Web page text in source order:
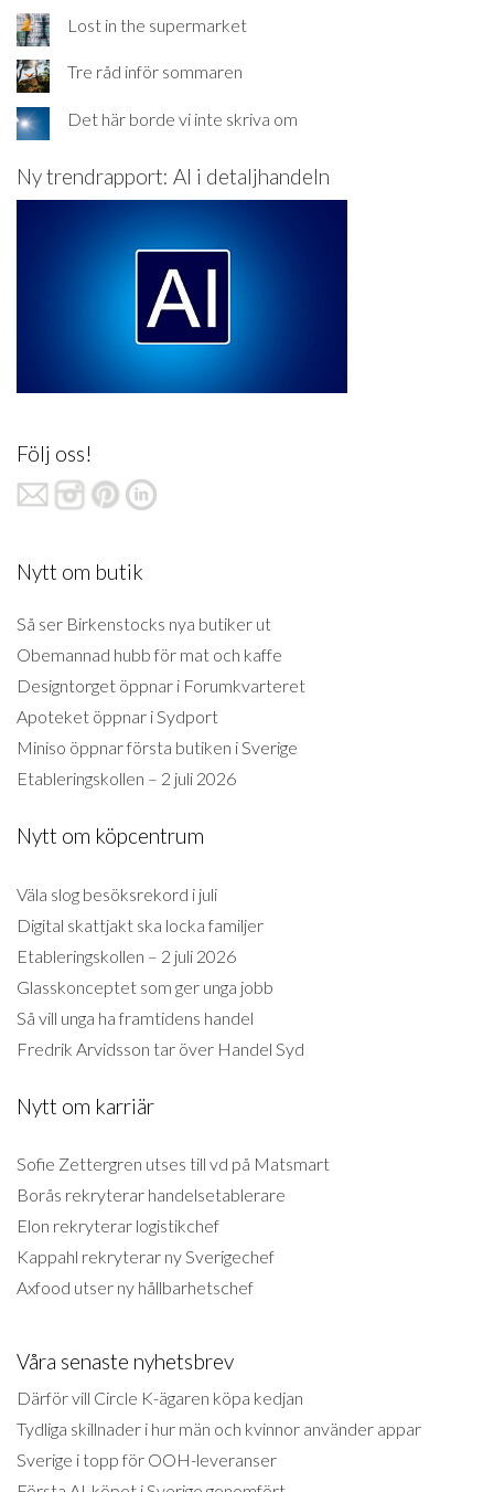
Lost in the supermarket
Tre råd inför sommaren
Det här borde vi inte skriva om
Ny trendrapport: AI i detaljhandeln
Följ oss!
Nytt om butik
Så ser Birkenstocks nya butiker ut
Obemannad hubb för mat och kaffe
Designtorget öppnar i Forumkvarteret
Apoteket öppnar i Sydport
Miniso öppnar första butiken i Sverige
Etableringskollen – 2 juli 2026
Nytt om köpcentrum
Väla slog besöksrekord i juli
Digital skattjakt ska locka familjer
Etableringskollen – 2 juli 2026
Glasskonceptet som ger unga jobb
Så vill unga ha framtidens handel
Fredrik Arvidsson tar över Handel Syd
Nytt om karriär
Sofie Zettergren utses till vd på Matsmart
Borås rekryterar handelsetablerare
Elon rekryterar logistikchef
Kappahl rekryterar ny Sverigechef
Axfood utser ny hållbarhetschef
Våra senaste nyhetsbrev
Därför vill Circle K-ägaren köpa kedjan
Tydliga skillnader i hur män och kvinnor använder appar
Sverige i topp för OOH-leveranser